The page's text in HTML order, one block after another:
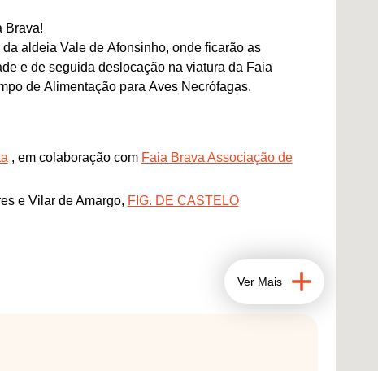
Brava!
aldeia Vale de Afonsinho, onde ficarão as
e de seguida deslocação na viatura da Faia
de Alimentação para Aves Necrófagas.
, em colaboração com Faia Brava Associação de
e Vilar de Amargo, FIG. DE CASTELO
Ver Mais